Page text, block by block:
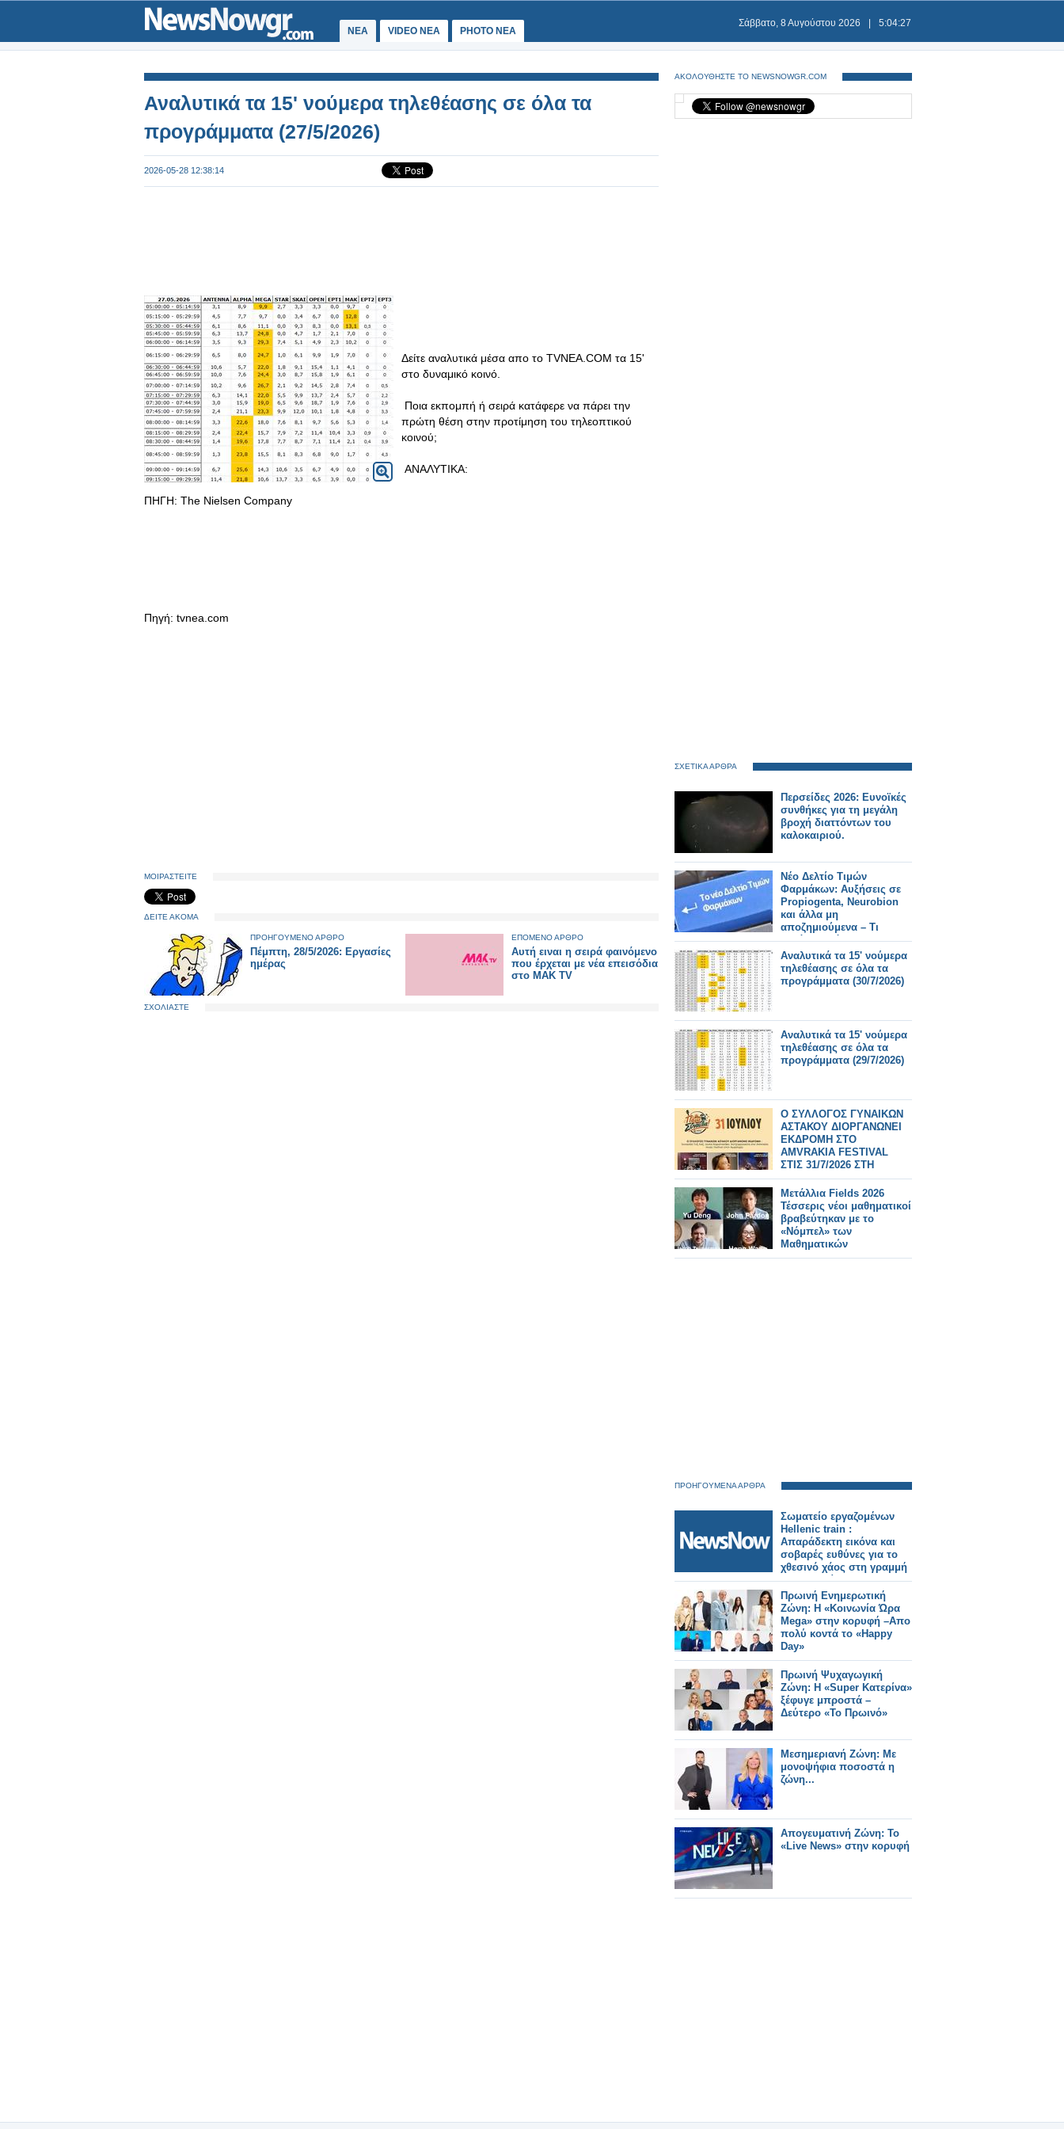
ΝΕΑ VIDEO NEA PHOTO NEA
Σάββατο, 8 Αυγούστου 2026 5:04:27
Αναλυτικά τα 15' νούμερα τηλεθέασης σε όλα τα
προγράμματα (27/5/2026)
2026-05-28 12:38:14
Δείτε αναλυτικά μέσα απο το TVNEA.COM τα 15'
στο δυναμικό κοινό.
Ποια εκπομπή ή σειρά κατάφερε να πάρει την
πρώτη θέση στην προτίμηση του τηλεοπτικού
κοινού;
ΑΝΑΛΥΤΙΚΑ:
ΠΗΓΗ: The Nielsen Company
Πηγή: tvnea.com
ΜΟΙΡΑΣΤΕΙΤΕ
ΔΕΙΤΕ ΑΚΟΜΑ
ΠΡΟΗΓΟΥΜΕΝΟ ΑΡΘΡΟ
Πέμπτη, 28/5/2026: Εργασίες
ημέρας
ΕΠΟΜΕΝΟ ΑΡΘΡΟ
Αυτή ειναι η σειρά φαινόμενο
που έρχεται με νέα επεισόδια
στο ΜΑΚ TV
ΣΧΟΛΙΑΣΤΕ
ΑΚΟΛΟΥΘΗΣΤΕ ΤΟ NEWSNOWGR.COM
ΣΧΕΤΙΚΑ ΑΡΘΡΑ
Περσείδες 2026: Ευνοϊκές
συνθήκες για τη μεγάλη
βροχή διαττόντων του
καλοκαιριού.
Νέο Δελτίο Τιμών
Φαρμάκων: Αυξήσεις σε
Propiogenta, Neurobion
και άλλα μη
αποζημιούμενα – Τι
αλλάζει από 31/7/2026
Αναλυτικά τα 15' νούμερα
τηλεθέασης σε όλα τα
προγράμματα (30/7/2026)
Αναλυτικά τα 15' νούμερα
τηλεθέασης σε όλα τα
προγράμματα (29/7/2026)
Ο ΣΥΛΛΟΓΟΣ ΓΥΝΑΙΚΩΝ
ΑΣΤΑΚΟΥ ΔΙΟΡΓΑΝΩΝΕΙ
ΕΚΔΡΟΜΗ ΣΤΟ
AMVRAKIA FESTIVAL
ΣΤΙΣ 31/7/2026 ΣΤΗ
ΣΥΝΑΥΛΙΑ
ΧΑΤΖΗΦΡΑΓΚΕΤΑ
ΚΑΡΑΠΑΤΑΚΗ ΠΥΞ ΛΑΞ
Μετάλλια Fields 2026
Τέσσερις νέοι μαθηματικοί
βραβεύτηκαν με το
«Νόμπελ» των
Μαθηματικών
ΠΡΟΗΓΟΥΜΕΝΑ ΑΡΘΡΑ
Σωματείο εργαζομένων
Hellenic train :
Απαράδεκτη εικόνα και
σοβαρές ευθύνες για το
χθεσινό χάος στη γραμμή
Αεροδρομίου.
Πρωινή Ενημερωτική
Ζώνη: Η «Κοινωνία Ώρα
Mega» στην κορυφή –Απο
πολύ κοντά το «Happy
Day»
Πρωινή Ψυχαγωγική
Ζώνη: Η «Super Κατερίνα»
ξέφυγε μπροστά –
Δεύτερο «Το Πρωινό»
Μεσημεριανή Ζώνη: Με
μονοψήφια ποσοστά η
ζώνη...
Απογευματινή Ζώνη: Το
«Live News» στην κορυφή